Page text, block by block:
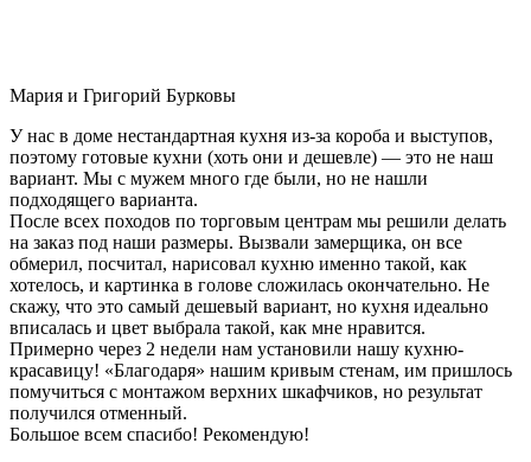
Мария и Григорий Бурковы
У нас в доме нестандартная кухня из-за короба и выступов,
поэтому готовые кухни (хоть они и дешевле) — это не наш
вариант. Мы с мужем много где были, но не нашли
подходящего варианта.
После всех походов по торговым центрам мы решили делать
на заказ под наши размеры. Вызвали замерщика, он все
обмерил, посчитал, нарисовал кухню именно такой, как
хотелось, и картинка в голове сложилась окончательно. Не
скажу, что это самый дешевый вариант, но кухня идеально
вписалась и цвет выбрала такой, как мне нравится.
Примерно через 2 недели нам установили нашу кухню-
красавицу! «Благодаря» нашим кривым стенам, им пришлось
помучиться с монтажом верхних шкафчиков, но результат
получился отменный.
Большое всем спасибо! Рекомендую!